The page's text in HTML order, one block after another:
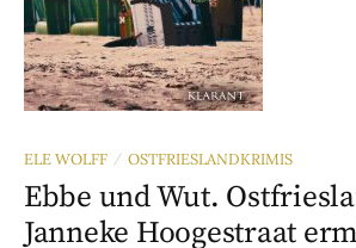
ELE WOLFF / OSTFRIESLANDKRIMIS
Ebbe und Wut.
Janneke Hoogestraat